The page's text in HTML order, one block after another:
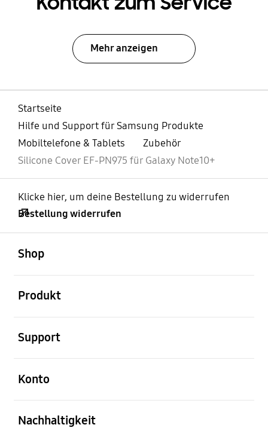
Mehr anzeigen
Startseite
Hilfe und Support für Samsung Produkte
Mobiltelefone & Tablets
Zubehör
Silicone Cover EF-PN975 für Galaxy Note10+
Klicke hier, um deine Bestellung zu widerrufen
Bestellung widerrufen
Shop
Produkt
Support
Konto
Nachhaltigkeit